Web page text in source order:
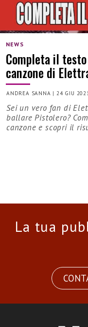
NEWS
Completa il
canzone di
ANDREA SANNA |24 GIU
Sei un vero fan di
ballare Pistolero?
canzone e scopri il
La tua